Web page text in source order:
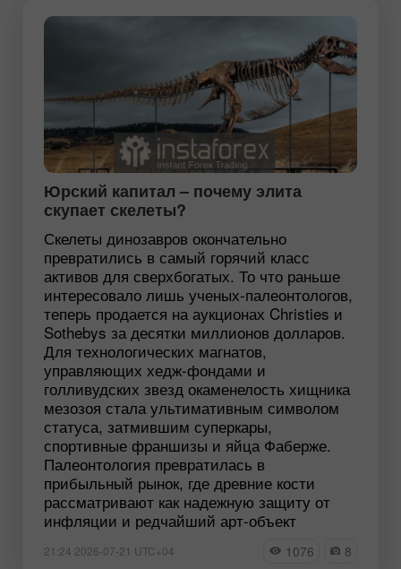
Юрский капитал – почему элита
скупает скелеты?
Скелеты динозавров окончательно
превратились в самый горячий класс
активов для сверхбогатых. То что раньше
интересовало лишь ученых-палеонтологов,
теперь продается на аукционах Christies и
Sothebys за десятки миллионов долларов.
Для технологических магнатов,
управляющих хедж-фондами и
голливудских звезд окаменелость хищника
мезозоя стала ультимативным символом
статуса, затмившим суперкары,
спортивные франшизы и яйца Фаберже.
Палеонтология превратилась в
прибыльный рынок, где древние кости
рассматривают как надежную защиту от
инфляции и редчайший арт-объект
21:24 2026-07-21 UTC+04 1076 8